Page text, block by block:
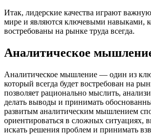
Итак, лидерские качества играют
мире и являются ключевыми навыками,
востребованы на рынке труда всегда.
Аналитическое
Аналитическое мышление — один из
который всегда будет востребован на
позволяет рационально мыслить,
делать выводы и принимать
развитым аналитическим мышлением
ориентироваться в сложных ситуациях,
искать решения проблем и принимать